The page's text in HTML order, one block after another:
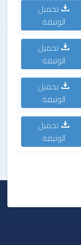
تحميل
الوثيقة
تحميل
الوثيقة
تحميل
الوثيقة
تحميل
الوثيقة